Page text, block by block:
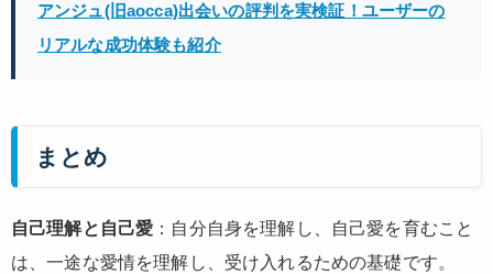
アンジュ(旧aocca)出会いの評判を実検証！ユーザーの
リアルな成功体験も紹介
まとめ
自己理解と自己愛 ：自分自身を理解し、自己愛を育むこと
は、一途な愛情を理解し、受け入れるための基礎です。